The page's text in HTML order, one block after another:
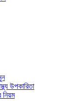
উপকারিতা
নিয়ম